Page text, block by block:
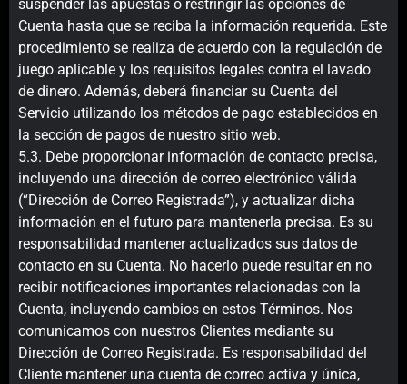
suspender las apuestas o restringir las opciones de
Cuenta hasta que se reciba la información requerida. Este
procedimiento se realiza de acuerdo con la regulación de
juego aplicable y los requisitos legales contra el lavado
de dinero. Además, deberá financiar su Cuenta del
Servicio utilizando los métodos de pago establecidos en
la sección de pagos de nuestro sitio web.
5.3. Debe proporcionar información de contacto precisa,
incluyendo una dirección de correo electrónico válida
(“Dirección de Correo Registrada”), y actualizar dicha
información en el futuro para mantenerla precisa. Es su
responsabilidad mantener actualizados sus datos de
contacto en su Cuenta. No hacerlo puede resultar en no
recibir notificaciones importantes relacionadas con la
Cuenta, incluyendo cambios en estos Términos. Nos
comunicamos con nuestros Clientes mediante su
Dirección de Correo Registrada. Es responsabilidad del
Cliente mantener una cuenta de correo activa y única,